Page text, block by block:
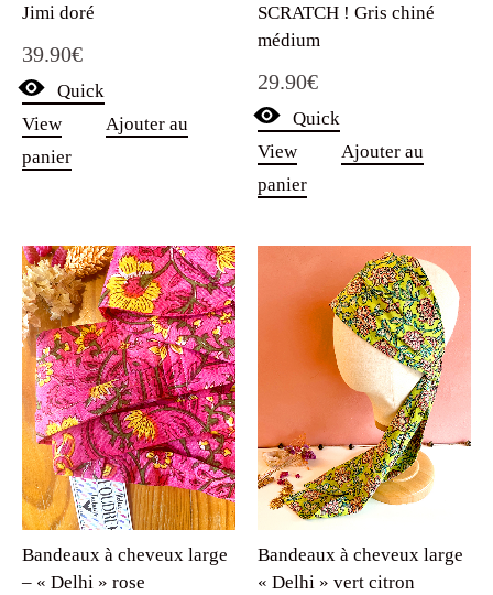
Jimi doré
39.90€
Quick
View
Ajouter au
panier
SCRATCH ! Gris chiné
médium
29.90€
Quick
View
Ajouter au
panier
Bandeaux à cheveux large
– « Delhi » rose
Bandeaux à cheveux large
« Delhi » vert citron